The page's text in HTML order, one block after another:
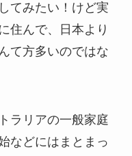
てみたい！けど実
住んで、日本より
て方多いのではな
ラリアの一般家庭
などにはまとまっ